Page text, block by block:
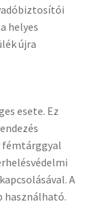
helyes
újra
esete. Ez
fémtárggyal
A
használható.